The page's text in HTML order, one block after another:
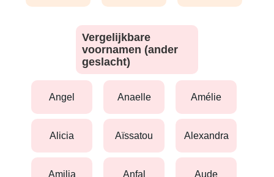
Vergelijkbare
voornamen (ander
geslacht)
angel anaelle amélie
alicia aïssatou alexandra
amilia anfal aude